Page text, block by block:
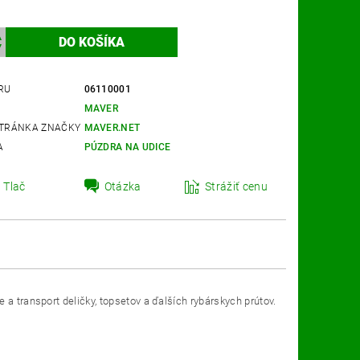
06110001
MAVER
ZNAČKY MAVER.NET
PÚZDRA NA UDICE
Tlač Otázka Strážiť cenu
a transport deličky, topsetov a ďalších rybárskych prútov.